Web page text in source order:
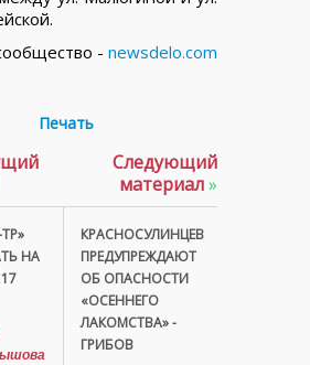
- newsdelo.com
Печать
НА
Следующий
материал»
КРАСНОСУЛИНЦЕВ
ПРЕДУПРЕЖДАЮТ
ОБ ОПАСНОСТИ
«ОСЕННЕГО
ЛАКОМСТВА» -
ГРИБОВ